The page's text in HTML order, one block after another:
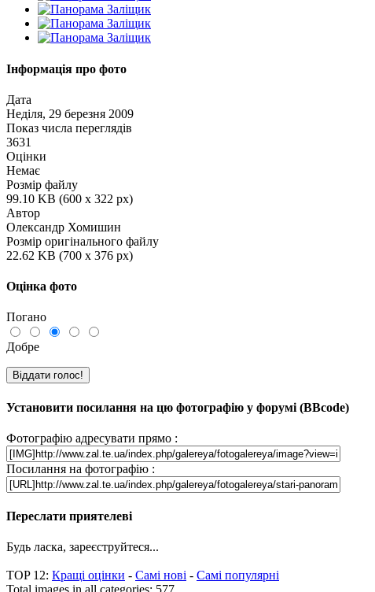
Інформація про фото
Дата
Неділя, 29 березня 2009
Показ числа переглядів
3631
Оцінки
Немає
Розмір файлу
99.10 KB (600 x 322 px)
Автор
Олександр Хомишин
Розмір оригінального файлу
22.62 KB (700 x 376 px)
Оцінка фото
Погано
Добре
Установити посилання на цю фотографію у форумі (BBcode)
Фотографію адресувати прямо :
Посилання на фотографію :
Переслати приятелеві
Будь ласка, зареєструйтеся...
TOP 12: Кращі оцінки - Самі нові - Самі популярні